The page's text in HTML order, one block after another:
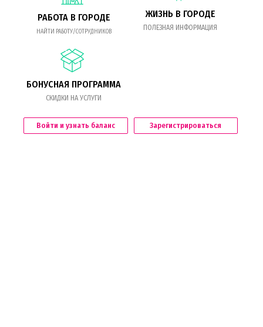
РАБОТА В ГОРОДЕ
НАЙТИ РАБОТУ/СОТРУДНИКОВ
ЖИЗНЬ В ГОРОДЕ
ПОЛЕЗНАЯ ИНФОРМАЦИЯ
БОНУСНАЯ ПРОГРАММА
СКИДКИ НА УСЛУГИ
Войти и узнать баланс Зарегистрироваться